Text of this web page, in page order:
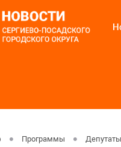
Программы